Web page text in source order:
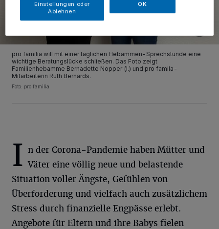
pro familia will mit einer täglichen Hebammen-Sprechstunde eine
wichtige Beratungslücke schließen. Das Foto zeigt
Familienhebamme Bernadette Nopper (l.) und pro famila-
Mitarbeiterin Ruth Bernards.
Foto: pro familia
I n der Corona-Pandemie haben Mütter und
Väter eine völlig neue und belastende
Situation voller Ängste, Gefühlen von
Überforderung und vielfach auch zusätzlichem
Stress durch finanzielle Engpässe erlebt.
Angebote für Eltern und ihre Babys fielen
Einstellungen oder
Ablehnen
OK